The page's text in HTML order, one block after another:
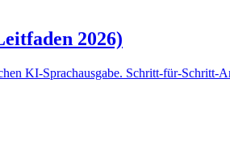
2026)
KI-Sprachausgabe. Schritt-für-